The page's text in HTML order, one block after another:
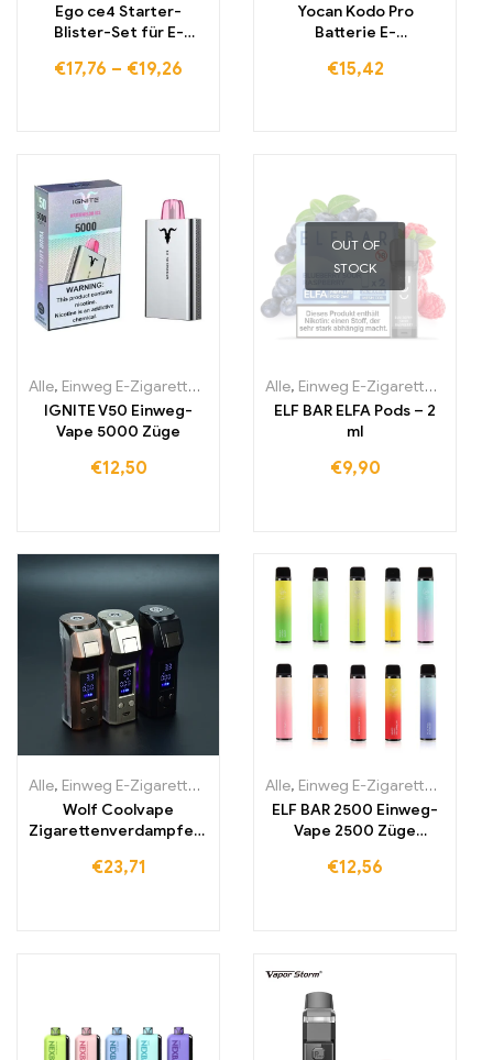
Ego ce4 Starter-
Blister-Set für E-
€17,76 – €19,26
Yocan Kodo Pro
Batterie E-
€15,42
Alle, Einweg E-Zigaretten Einweg-E-Zigaretten Irland,Einweg-E-
IGNITE V50 Einweg-
Vape 5000 Züge
€12,50
OUT OF
STOCK
Alle, Einweg E-Zigaretten
ELF BAR ELFA Pods – 2
ml
€9,90
Alle, Einweg E-Zigaretten Einweg-E-Zigaretten Litauen,Einweg-
Wolf Coolvape
Zigarettenverdampfers
Zigarette
€23,71
Alle, Einweg E-Zigaretten
ELF BAR 2500 Einweg-
Vape 2500 Züge
€12,56